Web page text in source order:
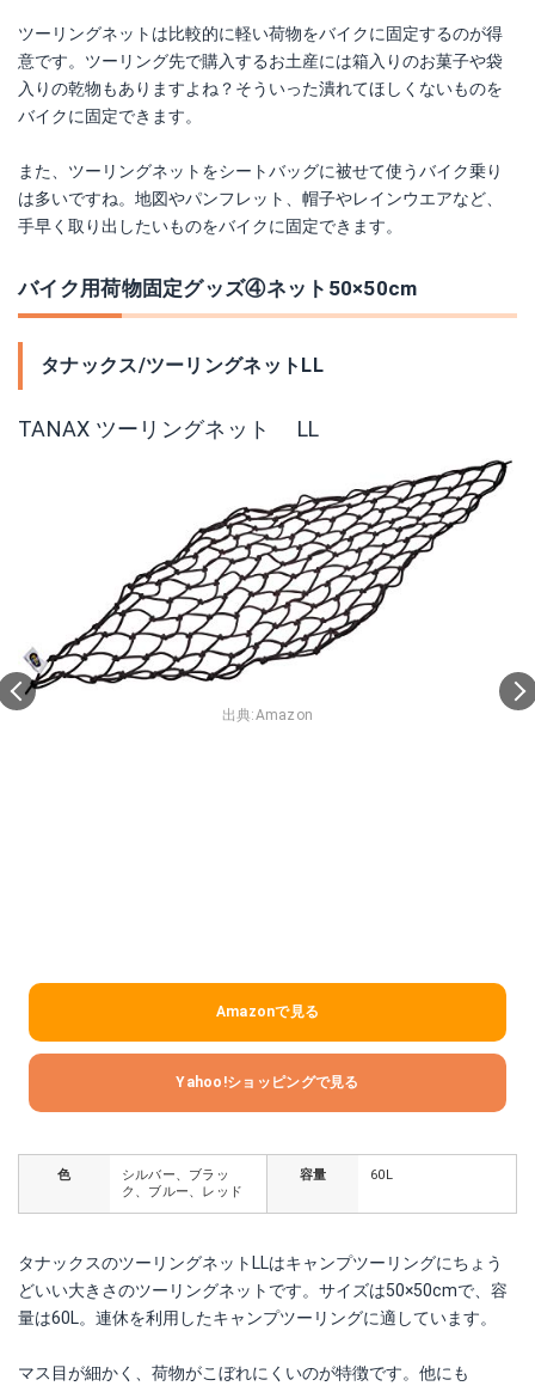
ツーリングネットは比較的に軽い荷物をバイクに固定するのが得
意です。ツーリング先で購入するお土産には箱入りのお菓子や袋
入りの乾物もありますよね？そういった潰れてほしくないものを
バイクに固定できます。
また、ツーリングネットをシートバッグに被せて使うバイク乗り
は多いですね。地図やパンフレット、帽子やレインウエアなど、
手早く取り出したいものをバイクに固定できます。
バイク用荷物固定グッズ④ネット50×50cm
タナックス/ツーリングネットLL
TANAX ツーリングネット LL
出典:Amazon
Amazonで見る
Yahoo!ショッピングで見る
色
シルバー、ブラッ
ク、ブルー、レッド
容量 60L
タナックスのツーリングネットLLはキャンプツーリングにちょう
どいい大きさのツーリングネットです。サイズは50×50cmで、容
量は60L。連休を利用したキャンプツーリングに適しています。
マス目が細かく、荷物がこぼれにくいのが特徴です。他にも